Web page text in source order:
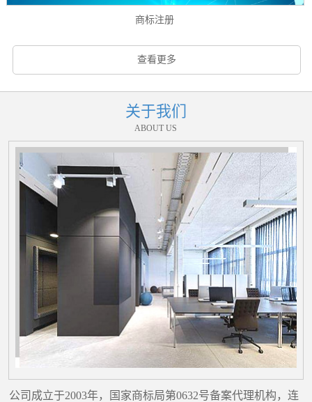
商标注册
查看更多
关于我们
ABOUT US
公司成立于2003年，国家商标局第0632号备案代理机构，连